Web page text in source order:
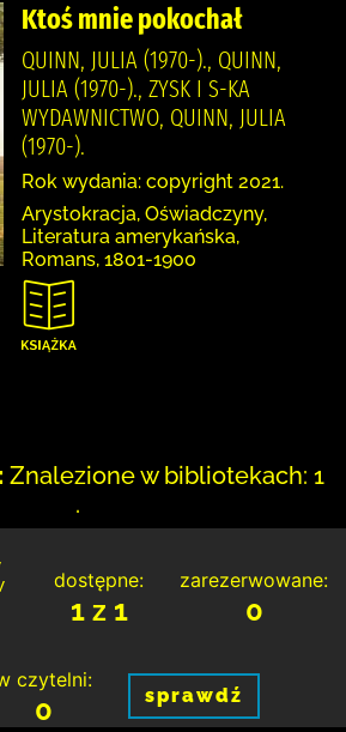
Ktoś mnie pokochał
QUINN, JULIA (1970-)., QUINN,
JULIA (1970-)., ZYSK I S-KA
WYDAWNICTWO, QUINN, JULIA
(1970-).
Rok wydania: copyright 2021.
Arystokracja, Oświadczyny,
Literatura amerykańska,
Romans, 1801-1900
Znalezione w bibliotekach: 1
.
dostępne:
1 z 1
zarezerwowane:
0
czytelni:
0 sprawdź